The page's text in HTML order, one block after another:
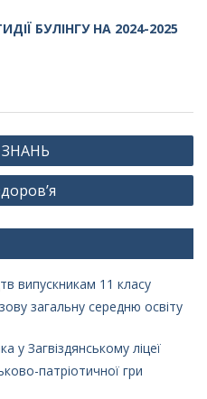
БУЛІНГУ НА 2024-2025
випускникам 11 класу
загальну середню освіту
у Загвіздянському ліцеї
патріотичної гри